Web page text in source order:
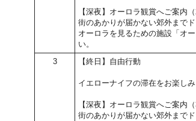
【深夜】オーロラ観賞へご案内（
街のあかりが届かない郊外までド
オーロラを見るための施設「オ
い。
3 【終日】自由行動
イエローナイフの滞在をお楽しみ
【深夜】オーロラ観賞へご案内（
街のあかりが届かない郊外までド